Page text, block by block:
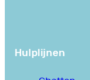
Hulplijnen